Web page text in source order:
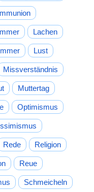
Lachen
Lust
Missverständnis
Muttertag
Optimismus
Rede Religion
Reue
Schmeicheln